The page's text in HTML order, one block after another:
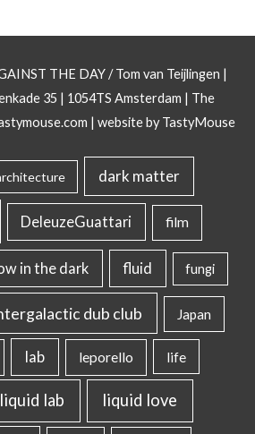
THE DAY/ Tom van Teijlingen |
35 | 1054TS Amsterdam | The
| website by TastyMouse
dark matter
DeleuzeGuattari film
in the dark fluid fungi
dub club Japan
lab leporello life
liquid lab liquid love